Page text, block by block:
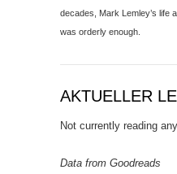
decades, Mark Lemley’s life
was orderly enough.
AKTUELLER
Not currently reading
Data from Goodreads